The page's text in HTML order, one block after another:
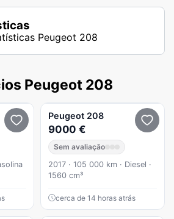
Peugeot 208
Peugeot 208
Peugeot 208
9000 €
Sem avaliação
2017 · 105 000 km · Diesel ·
1560 cm³
cerca de 14 horas atrás